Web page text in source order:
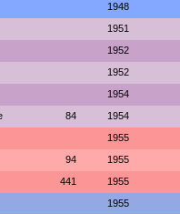
1948
1951
1952
1952
1954
84 1954
1955
94 1955
441 1955
1955